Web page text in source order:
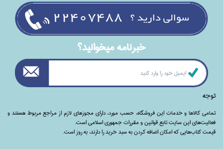
خبرنامه ميخوانيد؟
توجه
تمامی‌ کالاها و خدمات این فروشگاه، حسب مورد،‌ دارای مجوزهای لازم از مراجع مربوط هستند ‌و‌‌
فعالیت‌های این سایت تابع قوانین و مقررات جمهوری اسلامی است.
قیمت کتاب‌هایی که امکان اضافه کردن به سبد خرید را دارند،‌ به روز است.